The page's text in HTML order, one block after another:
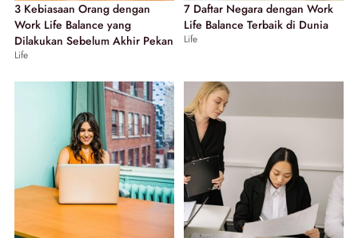
3 Kebiasaan Orang dengan
Work Life Balance yang
Dilakukan Sebelum Akhir Pekan
Life
7 Daftar Negara dengan Work
Life Balance Terbaik di Dunia
Life